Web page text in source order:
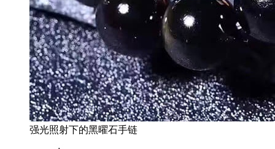
强光照射下的黑曜石手链